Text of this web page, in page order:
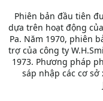
Phiên bản đầu tiên
dựa trên hoạt động
Pa. Năm 1970, phiên
trợ của công ty
1973. Phương pháp
sáp nhập các cơ sở